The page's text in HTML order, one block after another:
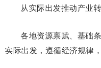
从实际出发推动产业
各地资源禀赋、基础
实际出发，遵循经济规律